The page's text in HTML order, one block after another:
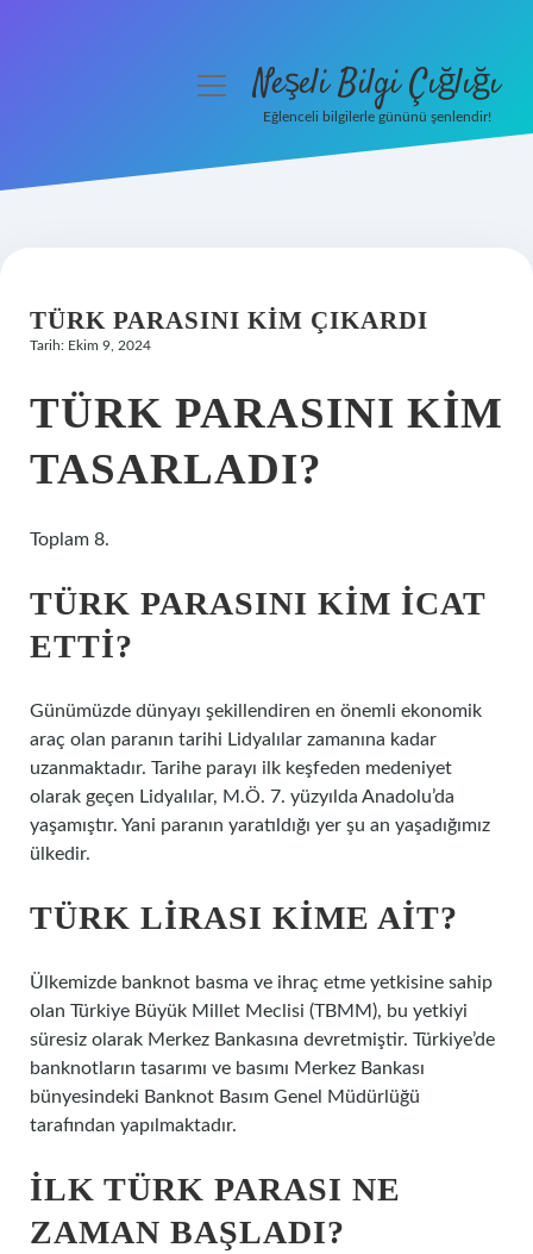
Hakkımızda
menüyüNeşeli Bilgi Çığlığı
Eğlenceli bilgilerle gününü şenlendir!
TÜRK PARASINI KIM ÇIKARDI
Tarih: Ekim 9, 2024
TÜRK PARASINI KIM
TASARLADI?
Toplam 8.
TÜRK PARASINI KIM ICAT
ETTI?
Günümüzde dünyayı şekillendiren en önemli ekonomik
araç olan paranın tarihi Lidyalılar zamanına kadar
uzanmaktadır. Tarihe parayı ilk keşfeden medeniyet
olarak geçen Lidyalılar, M.Ö. 7. yüzyılda Anadolu’da
yaşamıştır. Yani paranın yaratıldığı yer şu an yaşadığımız
ülkedir.
TÜRK LIRASI KIME AIT?
Ülkemizde banknot basma ve ihraç etme yetkisine sahip
olan Türkiye Büyük Millet Meclisi (TBMM), bu yetkiyi
süresiz olarak Merkez Bankasına devretmiştir. Türkiye’de
banknotların tasarımı ve basımı Merkez Bankası
bünyesindeki Banknot Basım Genel Müdürlüğü
tarafından yapılmaktadır.
İLK TÜRK PARASI NE
ZAMAN BAŞLADI?